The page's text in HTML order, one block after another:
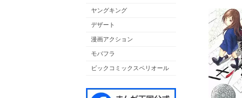
ヤングキング
デザート
漫画アクション
モバフラ
ビックコミックスペリオール